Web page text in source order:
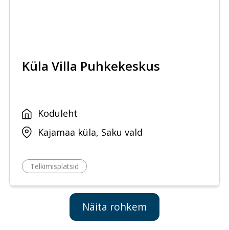
Küla Villa Puhkekeskus
Koduleht
Kajamaa küla, Saku vald
Telkimisplatsid
Näita rohkem